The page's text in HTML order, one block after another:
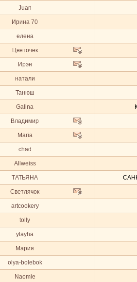
Juan
Ирина 70
елена
Цветочек
Ирэн
натали
Танюш
Galina
Владимир
Maria
chad
Allweiss
ТАТЬЯНА
Светлячок
artcookery
tolly
ylayha
Мария
olya-bolebok
Naomie